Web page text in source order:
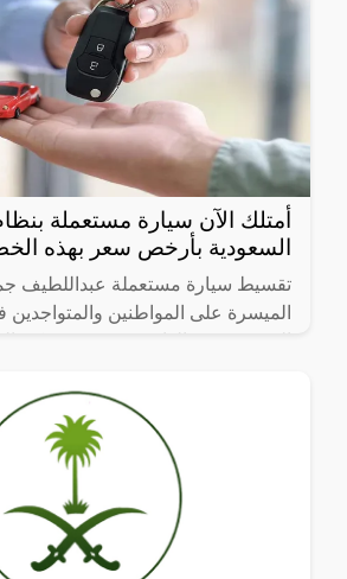
أمتلك الآن سيارة مستعملة
السعودية بأرخص سعر بهذه
تقسيط سيارة مستعملة عبداللطيف
الميسرة على المواطنين والمتواجدين